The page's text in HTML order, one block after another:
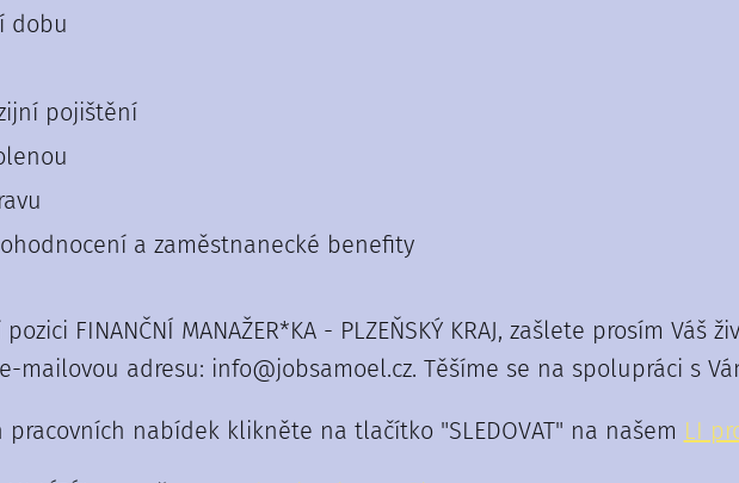
dobu
pojištění
a zaměstnanecké benefity
FINANČNÍ MANAŽER*KA - PLZEŇSKÝ KRAJ, zašlete prosím Váš
mailovou adresu: info@jobsamoel.cz. Těšíme se na spolupráci s
nabídek klikněte na tlačítko "SLEDOVAT" na našem LI